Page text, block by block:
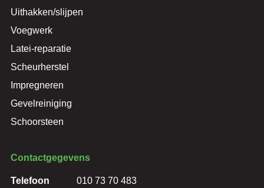
Uithakken/slijpen
Voegwerk
Latei-reparatie
Scheurherstel
Impregneren
Gevelreiniging
Schoorsteen
Contactgegevens
Telefoon 010 73 70 483